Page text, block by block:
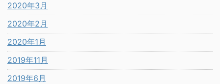
2020年3月
2020年2月
2020年1月
2019年11月
2019年6月